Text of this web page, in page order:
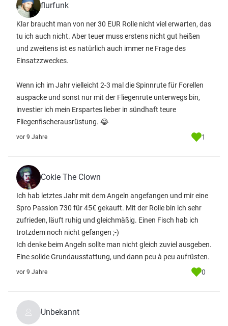
flurfunk
Klar braucht man von ner 30 EUR Rolle nicht viel erwarten, das
tu ich auch nicht. Aber teuer muss erstens nicht gut heißen
und zweitens ist es natürlich auch immer ne Frage des
Einsatzzweckes.
Wenn ich im Jahr vielleicht 2-3 mal die Spinnrute für Forellen
auspacke und sonst nur mit der Fliegenrute unterwegs bin,
investier ich mein Erspartes lieber in sündhaft teure
Fliegenfischerausrüstung. 😂
vor 9 Jahre 1
Cokie The Clown
Ich hab letztes Jahr mit dem Angeln angefangen und mir eine
Spro Passion 730 für 45€ gekauft. Mit der Rolle bin ich sehr
zufrieden, läuft ruhig und gleichmäßig. Einen Fisch hab ich
trotzdem noch nicht gefangen ;-)
Ich denke beim Angeln sollte man nicht gleich zuviel ausgeben.
Eine solide Grundausstattung, und dann peu à peu aufrüsten.
vor 9 Jahre 0
Unbekannt